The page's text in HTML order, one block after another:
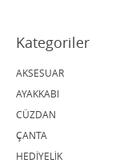
Kategoriler
AKSESUAR
AYAKKABI
CÜZDAN
ÇANTA
HEDİYELİK